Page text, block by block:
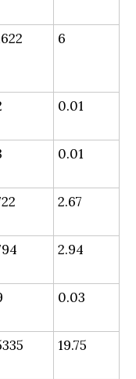
6
0.01
0.01
2.67
2.94
0.03
19.75